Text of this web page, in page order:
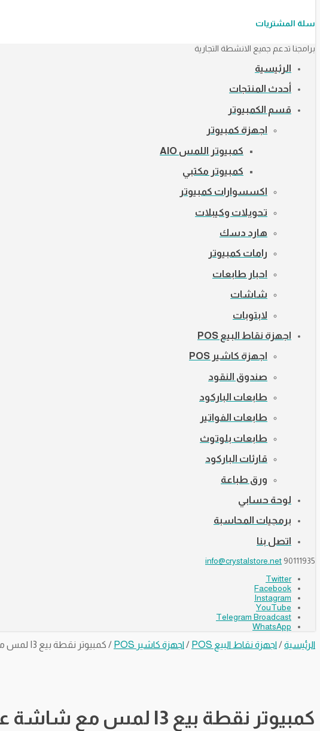
سلة المشتريات
برامجنا تدعم جميع الانشطة التجارية
الرئيسية
أحدث المنتجات
قسم الكمبيوتر
اجهزة كمبيوتر
كمبيوتر اللمس AIO
كمبيوتر مكتبي
اكسسوارات كمبيوتر
تحويلات وكيبلات
هارد دسك
رامات كمبيوتر
احبار طابعات
شاشات
لابتوبات
اجهزة نقاط البيع POS
اجهزة كاشير POS
صندوق النقود
طابعات الباركود
طابعات الفواتير
طابعات بلوتوث
قارئات الباركود
ورق طباعة
لوحة حسابي
برمجيات المحاسبة
اتصل بنا
90111935
info@crystalstore.net
Twitter
Facebook
Instagram
YouTube
Telegram Broadcast
WhatsApp
الرئيسية/اجهزة نقاط البيع POS /اجهزة كاشير POS / كمبيوتر نقطة بيع I3 لمس مع شاشة عرض السعر – 8 رام – 128 هارد
كمبيوتر نقطة بيع I3 لمس مع شاشة عرض السعر – 8 رام – 128 هارد